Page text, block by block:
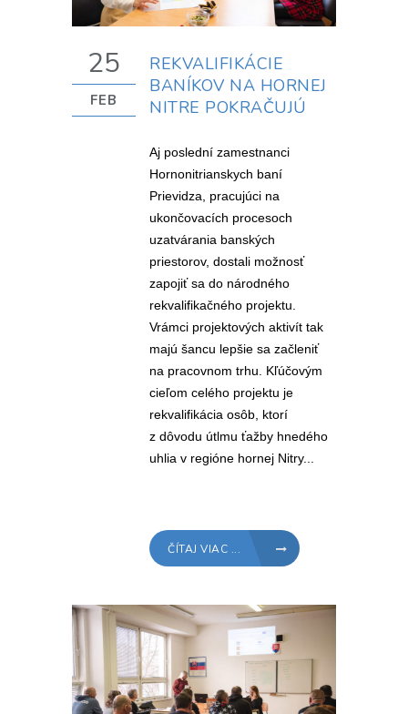
25
FEB
REKVALIFIKÁCIE
BANÍKOV NA HORNEJ
NITRE POKRAČUJÚ
Aj poslední zamestnanci
Hornonitrianskych baní
Prievidza, pracujúci na
ukončovacích procesoch
uzatvárania banských
priestorov, dostali možnosť
zapojiť sa do národného
rekvalifikačného projektu.
Vrámci projektových aktivít tak
majú šancu lepšie sa začleniť
na pracovnom trhu. Kľúčovým
cieľom celého projektu je
rekvalifikácia osôb, ktorí
z dôvodu útlmu ťažby hnedého
uhlia v regióne hornej Nitry...
ČÍTAJ VIAC ...